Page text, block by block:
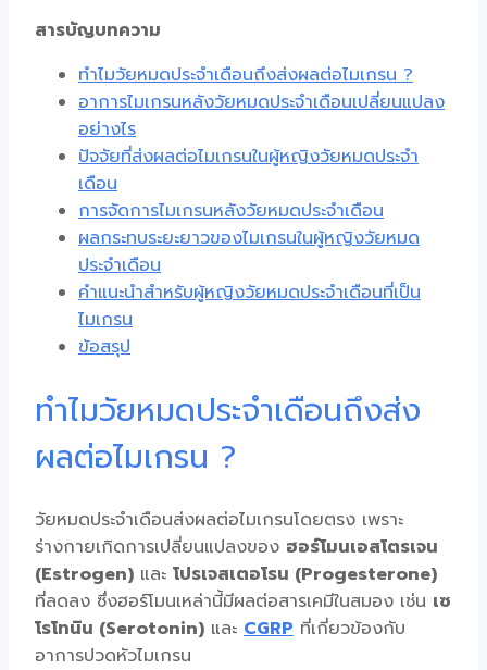
สารบัญบทความ
ทำไมวัยหมดประจำเดือนถึงส่งผลต่อไมเกรน ?
อาการไมเกรนหลังวัยหมดประจำเดือนเปลี่ยนแปลง
อย่างไร
ปัจจัยที่ส่งผลต่อไมเกรนในผู้หญิงวัยหมดประจำ
เดือน
การจัดการไมเกรนหลังวัยหมดประจำเดือน
ผลกระทบระยะยาวของไมเกรนในผู้หญิงวัยหมด
ประจำเดือน
คำแนะนำสำหรับผู้หญิงวัยหมดประจำเดือนที่เป็น
ไมเกรน
ข้อสรุป
ทำไมวัยหมดประจำเดือนถึงส่ง
ผลต่อไมเกรน ?
วัยหมดประจำเดือนส่งผลต่อไมเกรนโดยตรง เพราะ
ร่างกายเกิดการเปลี่ยนแปลงของ ฮอร์โมนเอสโตรเจน
(Estrogen) และ โปรเจสเตอโรน (Progesterone)
ที่ลดลง ซึ่งฮอร์โมนเหล่านี้มีผลต่อสารเคมีในสมอง เช่น เซ
โรโทนิน (Serotonin) และ CGRP ที่เกี่ยวข้องกับ
อาการปวดหัวไมเกรน